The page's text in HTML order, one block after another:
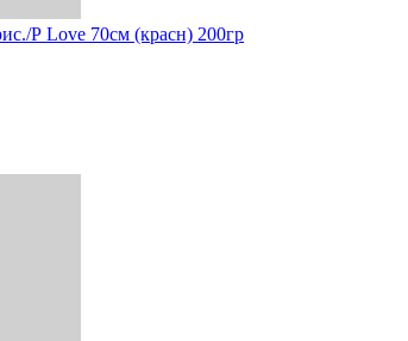
Р Love 70см (красн) 200гр